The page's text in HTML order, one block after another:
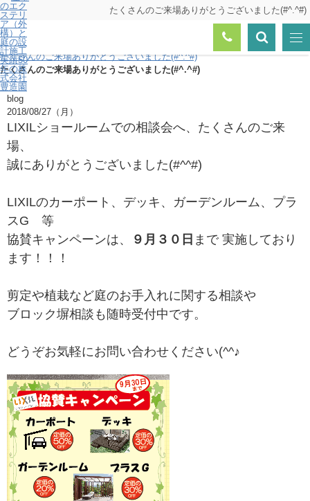
たくさんのご来場ありがとうございました(#^.^#)
トップページ
ニュース一覧
たくさんのご来場ありがとうございました(#^.^#)
たくさんのご来場ありがとうございました(#^.^#)
blog
2018/08/27（月）
LIXILショールームでの相談会へ、たくさんのご来
場、
誠にありがとうございました(#^^#)
LIXILのカーポート、デッキ、ガーデンルーム、プラ
スG 等
協賛キャンペーンは、
９月３０日 まで 実施しており
ます！！！
剪定や植栽など庭のお手入れに関する相談や
ブロック塀相談も随時受付中です。
どうぞお気軽にお問い合わせください(^^♪